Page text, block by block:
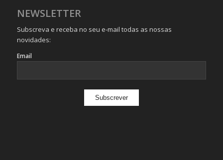
NEWSLETTER
Subscreva e receba no seu e-mail todas as nossas
novidades:
Email